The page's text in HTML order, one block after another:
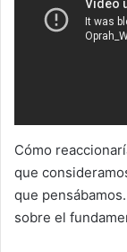
Cómo
que
que
sobre el